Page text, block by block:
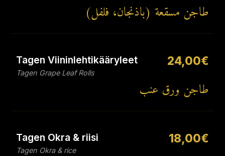
طاجن مسقعة (باذنجان، فلفل)
Tagen Viininlehtikääryleet
Tagen Grape Leaf Rolls
24,00€
طاجن ورق عنب
Tagen Okra & riisi
Tagen Okra & rice
18,00€